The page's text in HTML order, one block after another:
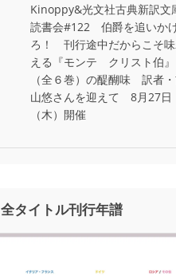
Kinoppy&光文社古典新訳文
読書会#122 伯爵を追いか
ろ！ 刊行途中だからこそ
える『モンテ゠クリスト伯』
（全６巻）の醍醐味 訳者
山悠さんを迎えて 8月27日
（木）開催
全タイトル刊行年譜